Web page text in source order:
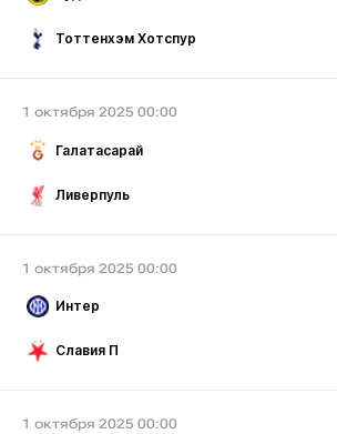
Тоттенхэм Хотспур
1 октября 2025 00:00
Галатасарай
Ливерпуль
1 октября 2025 00:00
Интер
Славия П
1 октября 2025 00:00